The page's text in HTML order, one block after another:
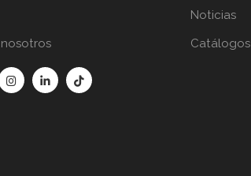
Noticias
Catálogos